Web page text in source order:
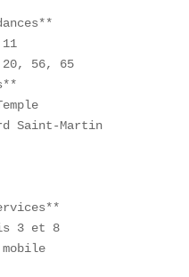
11
20, 56, 65
Saint-Martin
3 et 8
mobile